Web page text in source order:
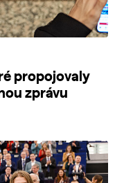
propojovaly
zprávu